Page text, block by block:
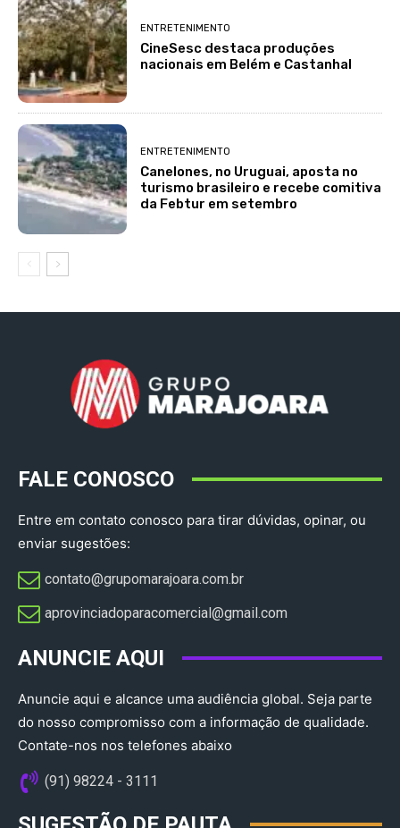
ENTRETENIMENTO
CineSesc destaca produções
nacionais em Belém e Castanhal
ENTRETENIMENTO
Canelones, no Uruguai, aposta no
turismo brasileiro e recebe comitiva
da Febtur em setembro
FALE CONOSCO
Entre em contato conosco para tirar dúvidas, opinar, ou
enviar sugestões:
contato@grupomarajoara.com.br
aprovinciadoparacomercial@gmail.com​
ANUNCIE AQUI
Anuncie aqui e alcance uma audiência global. Seja parte
do nosso compromisso com a informação de qualidade.
Contate-nos nos telefones abaixo
(91) 98224 - 3111